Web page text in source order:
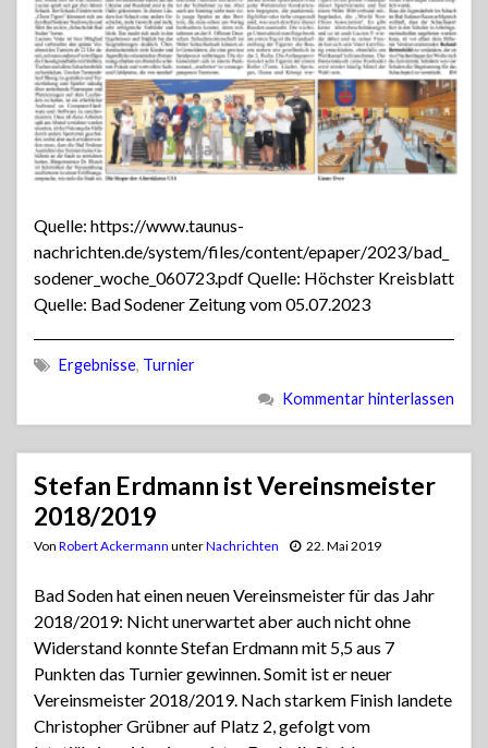
Quelle: https://www.taunus-
nachrichten.de/system/files/content/epaper/2023/bad_
sodener_woche_060723.pdf Quelle: Höchster Kreisblatt
Quelle: Bad Sodener Zeitung vom 05.07.2023
Ergebnisse, Turnier
Kommentar hinterlassen
Stefan Erdmann ist Vereinsmeister
2018/2019
Von Robert Ackermann unterNachrichten 22. Mai 2019
Bad Soden hat einen neuen Vereinsmeister für das Jahr
2018/2019: Nicht unerwartet aber auch nicht ohne
Widerstand konnte Stefan Erdmann mit 5,5 aus 7
Punkten das Turnier gewinnen. Somit ist er neuer
Vereinsmeister 2018/2019. Nach starkem Finish landete
Christopher Grübner auf Platz 2, gefolgt vom